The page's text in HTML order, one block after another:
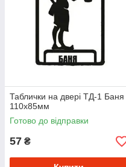
Таблички на двері ТД-1 Баня
110х85мм
Готово до відправки
57 ₴